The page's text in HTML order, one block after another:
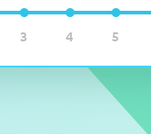
3 4 5